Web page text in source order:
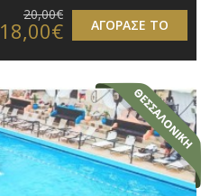
ΑΓΟΡΑΣΕ ΤΟ
20,00€
18,00€